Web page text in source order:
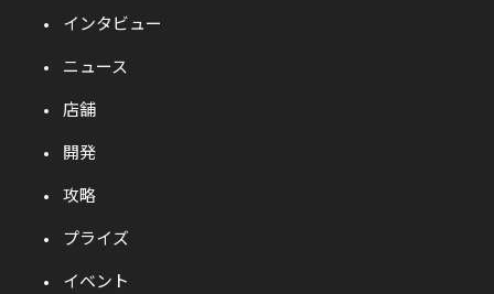
インタビュー
ニュース
店舗
開発
攻略
プライズ
イベント